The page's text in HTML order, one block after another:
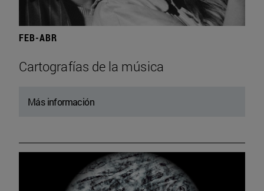
FEB-ABR
Cartografías de la música
Más información